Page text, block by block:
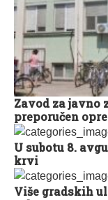
Zavod za javno
preporučen
U subotu 8.
krvi
Više gradskih